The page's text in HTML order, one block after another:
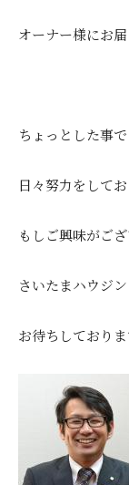
オーナー様にお
ちょっとした事
日々努力をしてお
もしご興味がござ
さいたまハウジ
お待ちしておりま